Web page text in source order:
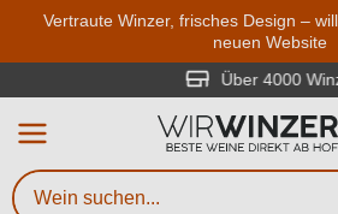
Zum
Vertraute Winzer, frisches Design –
neuen Website
Über 4000
Weinsuche
Mindestens 3 Zeichen
Beschreiben Sie,